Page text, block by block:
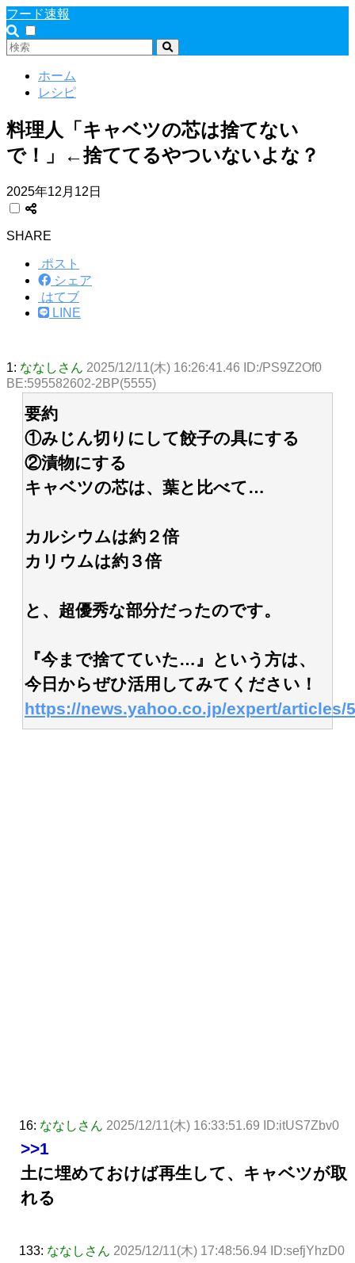
フード速報
ホーム
レシピ
料理人「キャベツの芯は捨てない
で！」←捨ててるやついないよな？
2025年12月12日
SHARE
ポスト
シェア
はてブ
LINE
1: ななしさん 2025/12/11(木) 16:26:41.46 ID:/PS9Z2Of0
BE:595582602-2BP(5555)
要約
①みじん切りにして餃子の具にする
②漬物にする
キャベツの芯は、葉と比べて…
カルシウムは約２倍
カリウムは約３倍
と、超優秀な部分だったのです。
『今まで捨てていた…』という方は、
今日からぜひ活用してみてください！
https://news.yahoo.co.jp/expert/articles/
16: ななしさん 2025/12/11(木) 16:33:51.69 ID:itUS7Zbv0
>>1
土に埋めておけば再生して、キャベツが取
れる
133: ななしさん 2025/12/11(木) 17:48:56.94 ID:sefjYhzD0